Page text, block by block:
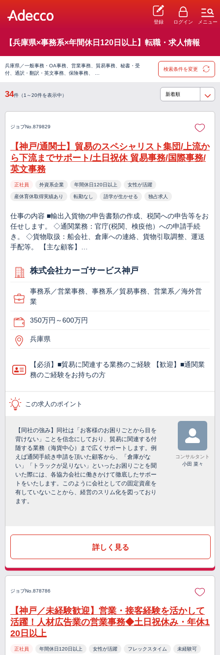
登録 ログイン メニュー
【兵庫県×事務系×年間休日120日以上】転職・求人情報
兵庫県／一般事務・OA事務、営業事務、貿易事務、秘書・受
付、通訳・翻訳・英文事務、保険事務、 …
検索条件を変更
34件（1～20件を表示中）
ジョブNo.879829
【神戸/通関士】貿易のスペシャリスト集団/上流か
ら下流までサポート/土日祝休 貿易事務/国際事務/
英文事務
正社員 外資系企業 年間休日120日以上 女性が活躍
産休育休取得実績あり 転勤なし 語学が生かせる 独占求人
仕事の内容 ■輸出入貨物の申告書類の作成、税関への申告等をお
任せします。 ◇通関業務：官庁(税関、検疫他）への申請手続
き。 ◇貨物取扱：船会社、倉庫への連絡、貨物引取調整、運送
手配等。 【主な顧客】…
株式会社カーゴサービス神戸
事務系／営業事務、事務系／貿易事務、営業系／海外営
業
350万円～600万円
兵庫県
【必須】■貿易に関連する業務のご経験 【歓迎】■通関業
務のご経験をお持ちの方
この求人のポイント
【同社の強み】同社は「お客様のお困りごとから目を
背けない」ことを信念にしており、貿易に関連する付
随する業務（海貨中心）まで広くサポートします。例
えば通関手続き申請を頂いた顧客から、「倉庫がな
い」「トラックが足りない」といったお困りごとを聞
いた際には、各協力会社に働きかけて徹底したサポー
トをいたします。このように会社としての固定資産を
有していないことから、経営のスリム化を図っており
ます。
コンサルタント
小田 菜々
詳しく見る
ジョブNo.878786
【神戸／未経験歓迎】営業・接客経験を活かして
活躍！人材広告業の営業事務◆土日祝休み・年休1
20日以上
正社員 年間休日120日以上 女性が活躍 フレックスタイム 未経験可